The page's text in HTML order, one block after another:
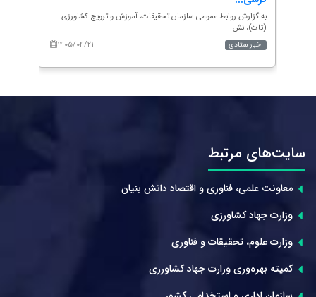
به گزارش روابط عمومی سازمان تحقیقات،
تحقیقات، آموزش و ترویج کشاورزی
سایت‌های مرتبط
معاونت علمی، فناوری و اقتصاد دانش بنیان
وزارت جهاد کشاورزی
وزارت علوم، تحقیقات و فناوری
کمیته بهره‌وری وزارت جهاد کشاورزی